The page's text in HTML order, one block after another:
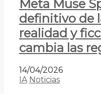
Meta Muse
definitivo de
realidad y
cambia las
14/04/2026
IA Noticias